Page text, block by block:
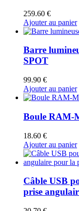
259.60 €
Ajouter au panier
Barre
SPOT
99.90 €
Ajouter au panier
Boule RAM-
18.60 €
Ajouter au panier
Câble USB
prise